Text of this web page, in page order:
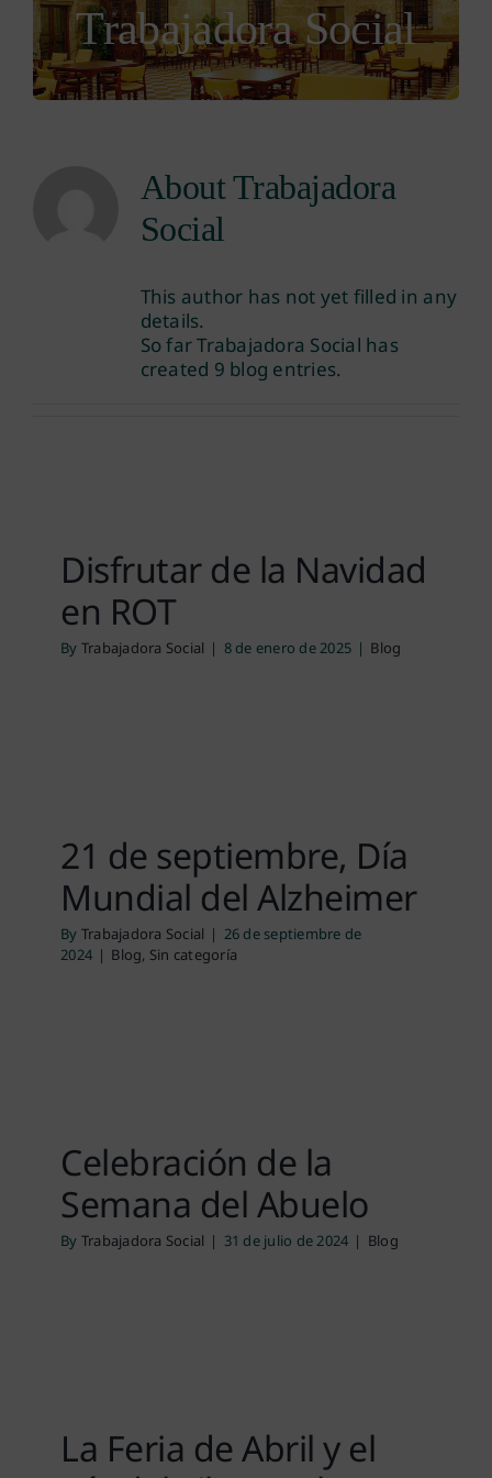
Trabajadora Social
AboutTrabajadora
Social
This author has not yet filled in any
details.
So far Trabajadora Social has
created 9 blog entries.
Disfrutar de la Navidad
en ROT
By Trabajadora Social | 8 de enero de 2025 | Blog
21 de septiembre, Día
Mundial del Alzheimer
By Trabajadora Social | 26 de septiembre de
2024 | Blog, Sin categoría
Celebración de la
Semana del Abuelo
By Trabajadora Social | 31 de julio de 2024 | Blog
La Feria de Abril y el